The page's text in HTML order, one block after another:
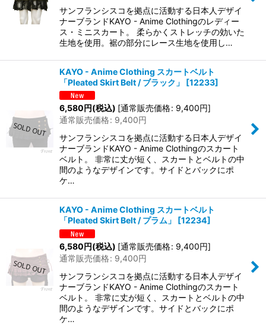
絞り込む
サンフランシスコを拠点に活動する日本人デザイ
ナーブランドKAYO - Anime Clothingのレディー
ス・ミニスカート。 柔らかくストレッチの効いた
生地を使用。裾の部分にレース生地を使用し…
KAYO - Anime Clothing スカートベルト
「Pleated Skirt Belt / ブラック」
[12233]
6,580円(税込) [通常販売価格: 9,400円]
通常販売価格: 9,400円
サンフランシスコを拠点に活動する日本人デザイ
ナーブランドKAYO - Anime Clothingのスカート
ベルト。 非常に丈が短く、スカートとベルトの中
間のようなデザインです。サイドとバックにポ
ケ…
KAYO - Anime Clothing スカートベルト
「Pleated Skirt Belt / プラム」
[12234]
6,580円(税込) [通常販売価格: 9,400円]
通常販売価格: 9,400円
サンフランシスコを拠点に活動する日本人デザイ
ナーブランドKAYO - Anime Clothingのスカート
ベルト。 非常に丈が短く、スカートとベルトの中
間のようなデザインです。サイドとバックにポ
ケ…